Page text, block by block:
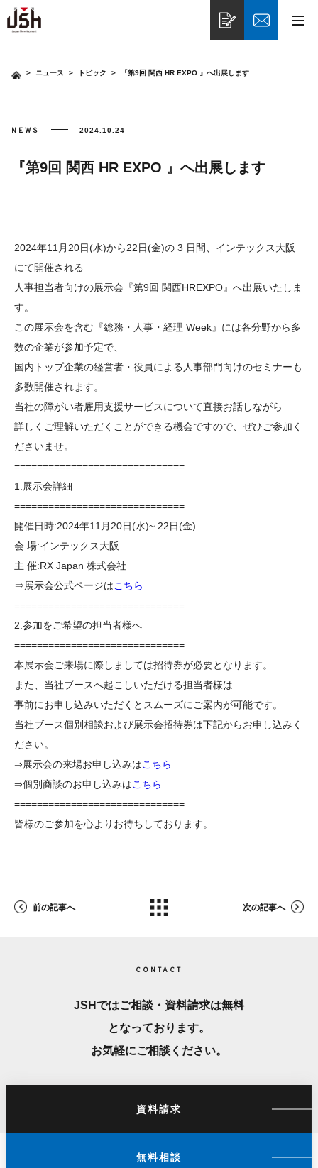
> ニュース トピック 『第9回 関西 HR EXPO 』へ出展します
NEWS 2024.10.24
『第9回 関西 HR EXPO 』へ出展します
2024年11月20日(水)から22日(金)の 3 日間、インテックス大阪
にて開催される
人事担当者向けの展示会『第9回 関西HREXPO』へ出展いたしま
す。
この展示会を含む『総務・人事・経理 Week』には各分野から多
数の企業が参加予定で、
国内トップ企業の経営者・役員による人事部門向けのセミナーも
多数開催されます。
当社の障がい者雇用支援サービスについて直接お話しながら
詳しくご理解いただくことができる機会ですので、ぜひご参加く
ださいませ。
==============================
1.展示会詳細
==============================
開催日時:2024年11月20日(水)~ 22日(金)
会 場:インテックス大阪
主 催:RX Japan 株式会社
⇒展示会公式ページはこちら
==============================
2.参加をご希望の担当者様へ
==============================
本展示会ご来場に際しましては招待券が必要となります。
また、当社ブースへ起こしいただける担当者様は
事前にお申し込みいただくとスムーズにご案内が可能です。
当社ブース個別相談および展示会招待券は下記からお申し込みく
ださい。
⇒展示会の来場お申し込みはこちら
⇒個別商談のお申し込みはこちら
==============================
皆様のご参加を心よりお待ちしております。
前の記事へ 次の記事へ
CONTACT
JSHではご相談・資料請求は無料
となっております。
お気軽にご相談ください。
資料請求
無料相談